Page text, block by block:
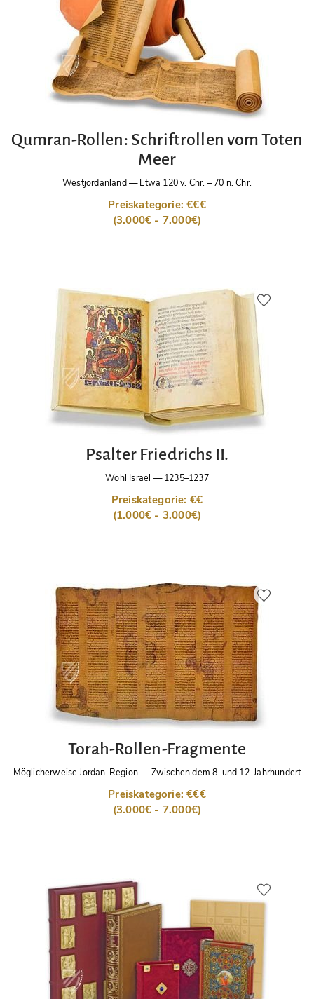
Qumran-Rollen: Schriftrollen vom Toten
Meer
Westjordanland—Etwa 120 v. Chr. – 70 n. Chr.
Preiskategorie: €€€
(3.000€ - 7.000€)
Psalter Friedrichs II.
Wohl Israel —1235–1237
Preiskategorie: €€
(1.000€ - 3.000€)
Torah-Rollen-Fragmente
Möglicherweise Jordan-Region—Zwischen dem 8. und 12. Jahrhundert
Preiskategorie: €€€
(3.000€ - 7.000€)